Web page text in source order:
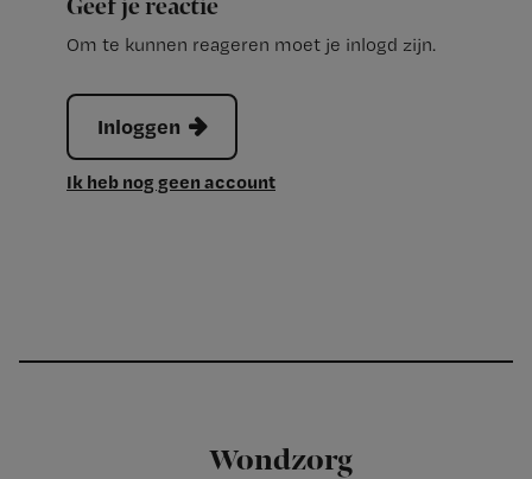
Geef je reactie
Om te kunnen reageren moet je inlogd zijn.
Inloggen
Ik heb nog geen account
Wondzorg